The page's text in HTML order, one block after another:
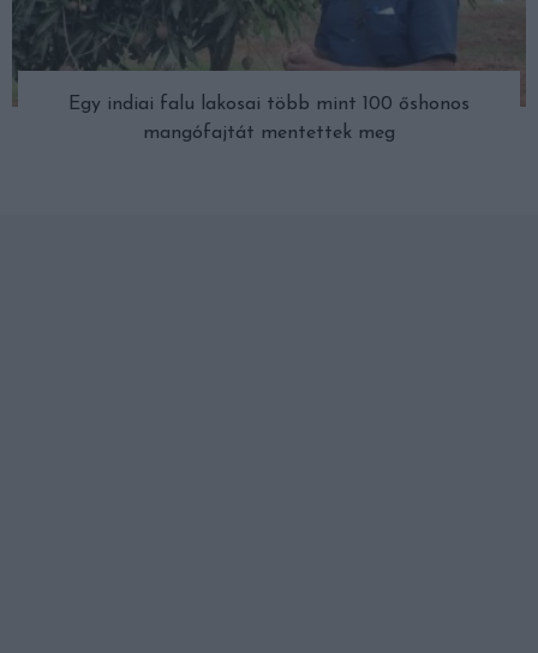
Egy indiai falu lakosai több mint 100 őshonos
mangófajtát mentettek meg